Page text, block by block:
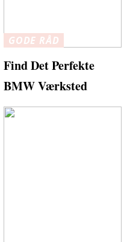
GODE RÅD
Find Det Perfekte
BMW Værksted